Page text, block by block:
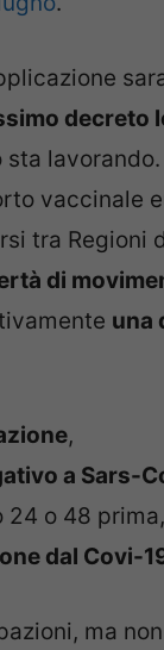
decreto
sta
vaccinale
tra Regioni
di
una
,
a Sars-
24 o 48 prima,
dal Covi-
ma